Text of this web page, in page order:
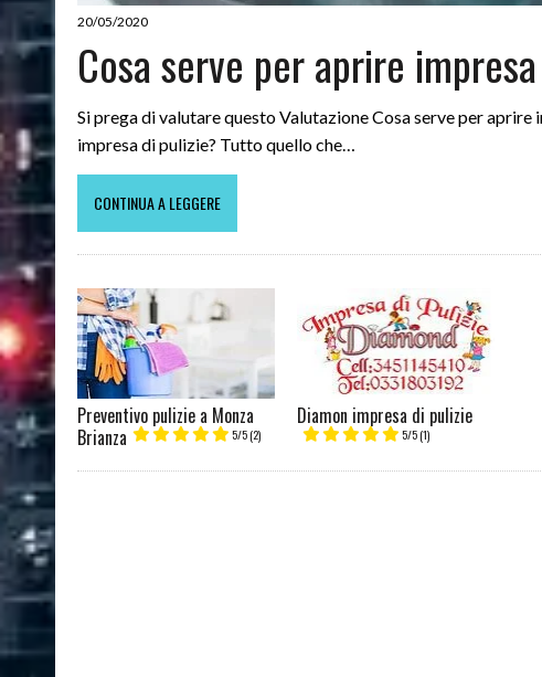
20/05/2020
Cosa serve per aprire
Si prega di valutare questo Valutazione Cosa serve per
impresa di pulizie? Tutto quello che…
CONTINUA A LEGGERE
Preventivo pulizie a Monza
Brianza
5/5(2)
Diamon impresa di pulizie
5/5(1)